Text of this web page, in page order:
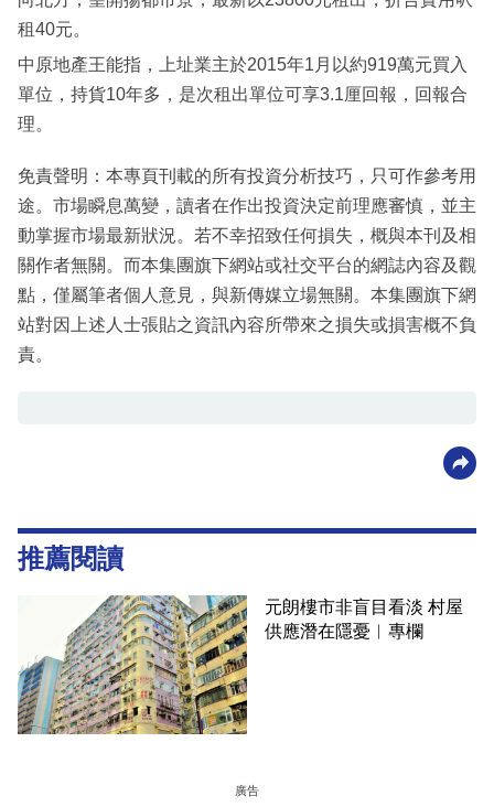
租40元。
中原地產王能指，上址業主於2015年1月以約919萬元買入
單位，持貨10年多，是次租出單位可享3.1厘回報，回報合
理。
免責聲明：本專頁刊載的所有投資分析技巧，只可作參考用
途。市場瞬息萬變，讀者在作出投資決定前理應審慎，並主
動掌握市場最新狀況。若不幸招致任何損失，概與本刊及相
關作者無關。而本集團旗下網站或社交平台的網誌內容及觀
點，僅屬筆者個人意見，與新傳媒立場無關。本集團旗下網
站對因上述人士張貼之資訊內容所帶來之損失或損害概不負
責。
推薦閱讀
元朗樓市非盲目看淡 村屋
供應潛在隱憂︳專欄
廣告